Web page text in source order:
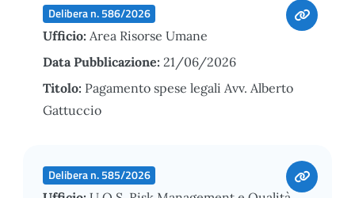
Delibera n. 586/2026
Ufficio: Area Risorse Umane
Data Pubblicazione: 21/06/2026
Titolo: Pagamento spese legali Avv. Alberto
Gattuccio
Delibera n. 585/2026